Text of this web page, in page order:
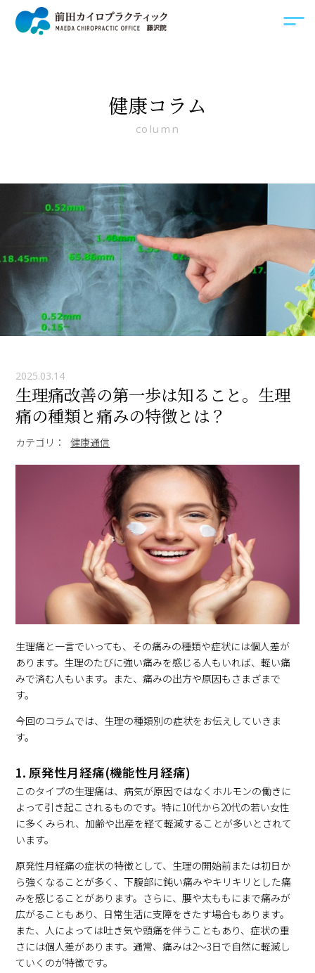
健康コラム
column
2025.03.14
生理痛改善の第一歩は知ること。生理
痛の種類と痛みの特徴とは？
カテゴリ： 健康通信
生理痛と一言でいっても、その痛みの種類や症状には個人差が
あります。生理のたびに強い痛みを感じる人もいれば、軽い痛
みで済む人もいます。また、痛みの出方や原因もさまざまで
す。
今回のコラムでは、生理の種類別の症状をお伝えしていきま
す。
1. 原発性月経痛(機能性月経痛)
このタイプの生理痛は、病気が原因ではなくホルモンの働きに
よって引き起こされるものです。特に10代から20代の若い女性
に多くみられ、加齢や出産を経て軽減することが多いとされて
います。
原発性月経痛の症状の特徴として、生理の開始前または初日か
ら強くなることが多く、下腹部に鈍い痛みやキリキリとした痛
みを感じることがあります。さらに、腰や太ももにまで痛みが
広がることもあり、日常生活に支障をきたす場合もあります。
また、人によっては吐き気や頭痛を伴うこともあり、症状の重
さには個人差があります。通常、痛みは2〜3日で自然に軽減し
ていくのが特徴です。